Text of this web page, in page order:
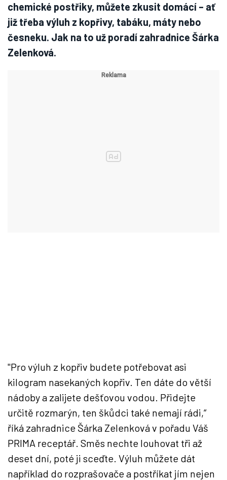
chemické postřiky, můžete zkusit domácí – ať
již třeba výluh z kopřivy, tabáku, máty nebo
česneku. Jak na to už poradí zahradnice Šárka
Zelenková.
"Pro výluh z kopřiv budete potřebovat asi
kilogram nasekaných kopřiv. Ten dáte do větší
nádoby a zalijete dešťovou vodou. Přidejte
určitě rozmarýn, ten škůdci také nemají rádi,“
říká zahradnice Šárka Zelenková v pořadu Váš
PRIMA receptář. Směs nechte louhovat tři až
deset dní, poté ji sceďte. Výluh můžete dát
například do rozprašovače a postříkat jím nejen